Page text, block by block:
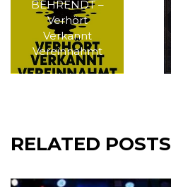
BEHRENDT –
Verhört
Verkannt
Vereinnahmt
RELATED POSTS